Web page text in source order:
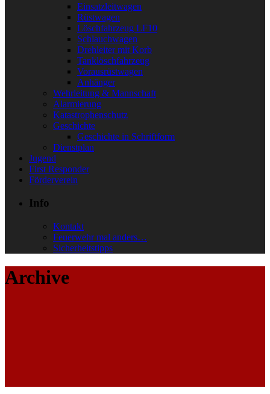
Einsatzleitwagen
Rüstwagen
Löschfahrzeug LF10
Schlauchwagen
Drehleiter mit Korb
Tanklöschfahrzeug
Vorausrüstwagen
Anhänger
Wehrleitung & Mannschaft
Alarmierung
Katastrophenschutz
Geschichte
Geschichte in Schriftform
Dienstplan
Jugend
First Responder
Förderverein
Info
Kontakt
Feuerwehr mal anders…
Sicherheitstipps
Archive